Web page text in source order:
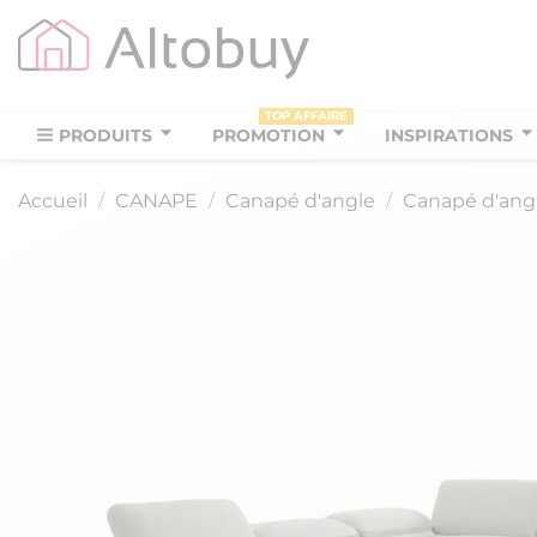
PRODUITS PROMOTION
TOP AFFAIRE
INSPIRATIONS
Accueil CANAPE Canapé d'angle Canapé